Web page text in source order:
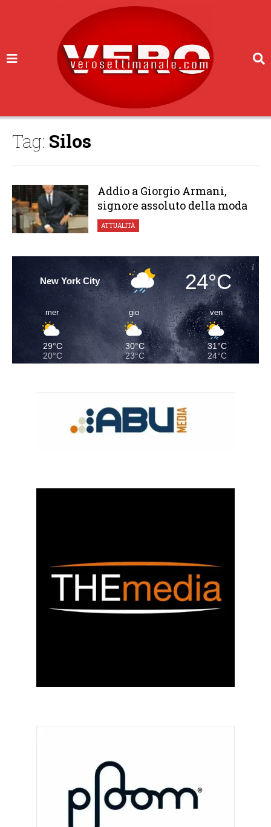
Tag: Silos
Addio a Giorgio Armani,
signore assoluto della moda
ATTUALITÀ
New York City 24°C
mer
29°C
20°C
gio
30°C
23°C
ven
31°C
24°C